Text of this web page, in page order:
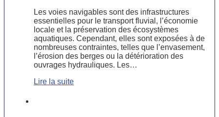
Les voies navigables sont des infrastructures
essentielles pour le transport fluvial, l’économie
locale et la préservation des écosystèmes
aquatiques. Cependant, elles sont exposées à de
nombreuses contraintes, telles que l’envasement,
l’érosion des berges ou la détérioration des
ouvrages hydrauliques. Les…
Lire la suite